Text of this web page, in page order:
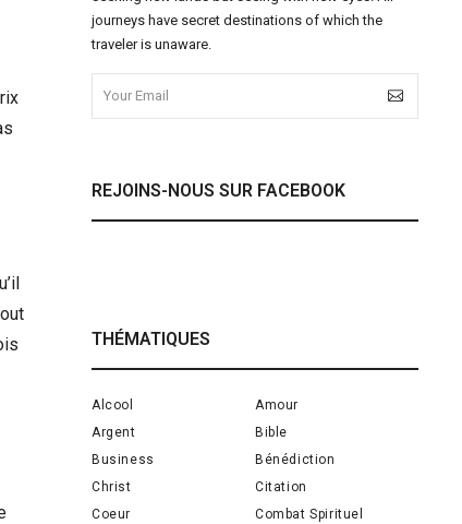
journeys have secret destinations of which the
traveler is unaware.
REJOINS-NOUS SUR FACEBOOK
THÉMATIQUES
Alcool
Amour
Argent
Bible
Business
Bénédiction
Christ
Citation
Coeur
Combat Spirituel